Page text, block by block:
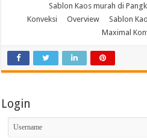
Sablon Kaos murah di
Konveksi
Overview
Sablon
Maximal
Login